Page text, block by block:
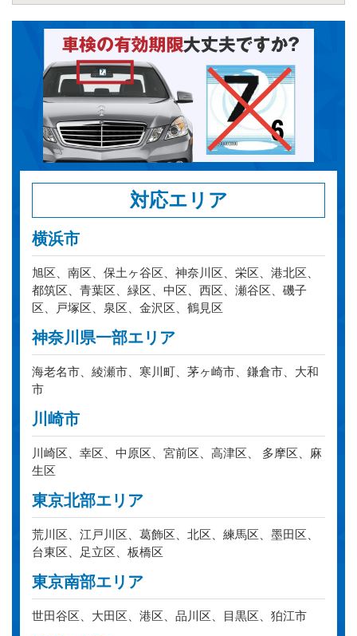
対応エリア
横浜市
旭区、南区、保土ヶ谷区、神奈川区、栄区、港北区、
都筑区、青葉区、緑区、中区、西区、瀬谷区、磯子
区、戸塚区、泉区、金沢区、鶴見区
神奈川県一部エリア
海老名市、綾瀬市、寒川町、茅ヶ崎市、鎌倉市、大和
市
川崎市
川崎区、幸区、中原区、宮前区、高津区、 多摩区、麻
生区
東京北部エリア
荒川区、江戸川区、葛飾区、北区、練馬区、墨田区、
台東区、足立区、板橋区
東京南部エリア
世田谷区、大田区、港区、品川区、目黒区、狛江市